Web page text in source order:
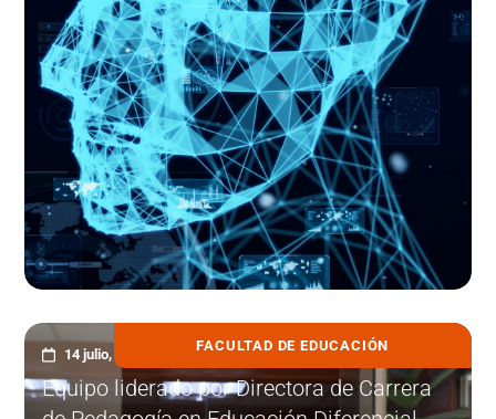
FACULTAD DE EDUCACIÓN
14 julio, 2026
Equipo liderado por Directora de Carrera